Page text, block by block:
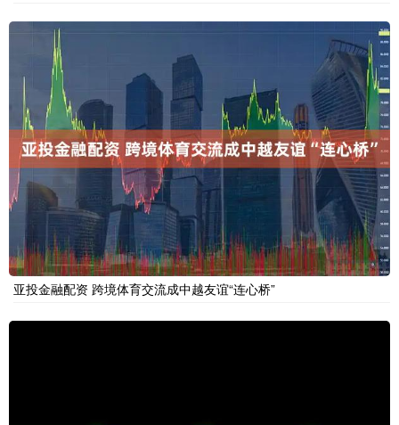
亚投金融配资 跨境体育交流成中越友谊“连心桥”